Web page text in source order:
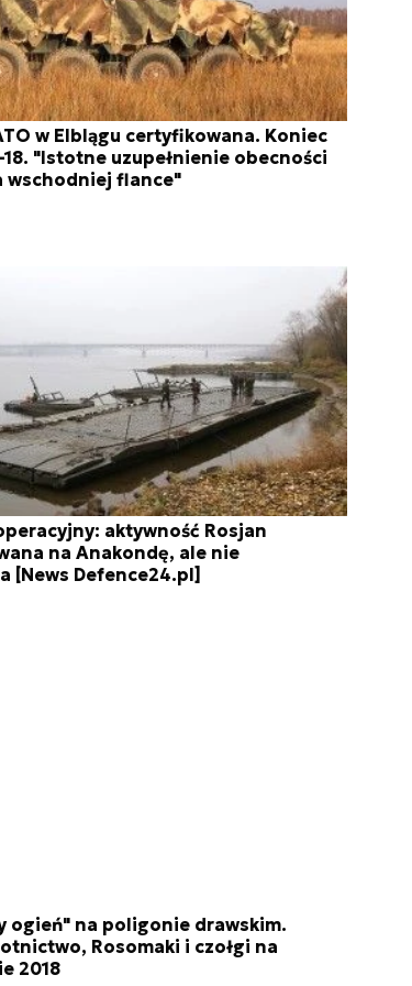
w Elblągu certyfikowana. Koniec
"Istotne uzupełnienie obecności
wschodniej flance"
aktywność Rosjan
na Anakondę, ale nie
[News Defence24.pl]
ogień" na poligonie drawskim.
Rosomaki i czołgi na
2018